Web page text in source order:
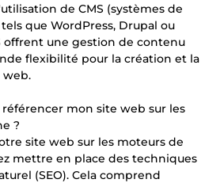
de CMS (systèmes de
que WordPress, Drupal ou
offrent une gestion de contenu
flexibilité pour la création et la
web.
mon site web sur les
?
site web sur les moteurs de
mettre en place des techniques
(SEO). Cela comprend